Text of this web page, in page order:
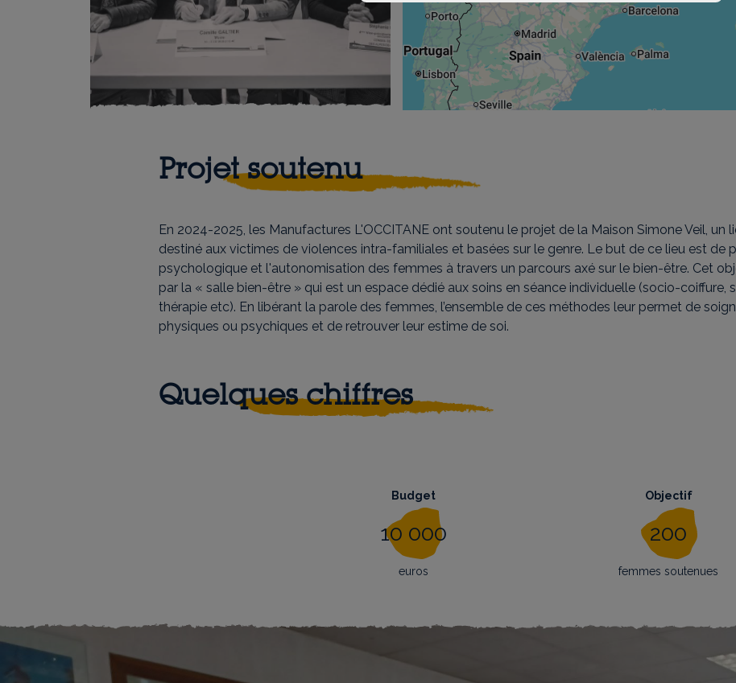
Projet soutenu
En 2024-2025, les Manufactures L'OCCITANE ont soutenu le projet de la Maison Simone Veil, un
destiné aux victimes de violences intra-familiales et basées sur le genre. Le but de ce lieu est de
psychologique et l'autonomisation des femmes à travers un parcours axé sur le bien-être. Cet
par la « salle bien-être » qui est un espace dédié aux soins en séance individuelle (socio-coiffure,
thérapie etc). En libérant la parole des femmes, l’ensemble de ces méthodes leur permet de
physiques ou psychiques et de retrouver leur estime de soi.
Quelques chiffres
Budget
10 000
euros
Objectif
200
femmes soutenues